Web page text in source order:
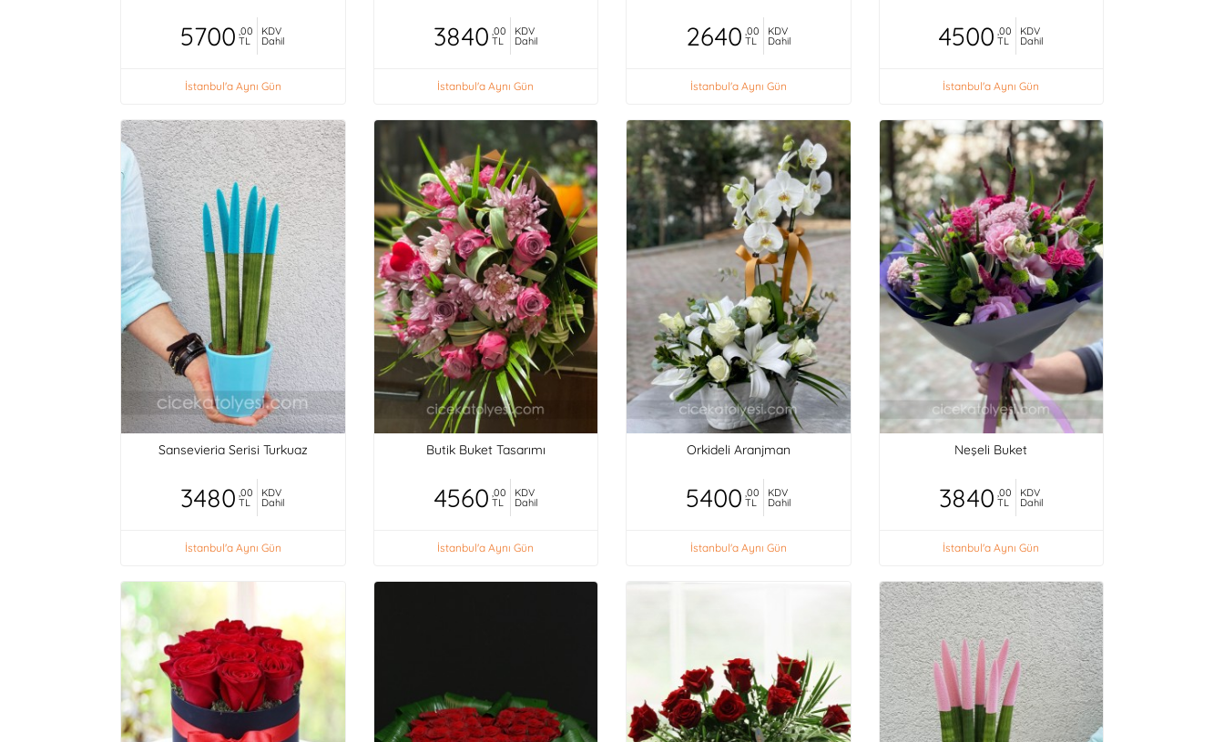
5700 ,00
TL
KDV
Dahil
İstanbul'a Aynı Gün
3840 ,00
TL
KDV
Dahil
İstanbul'a Aynı Gün
2640 ,00
TL
KDV
Dahil
İstanbul'a Aynı Gün
4500 ,00
TL
KDV
Dahil
İstanbul'a Aynı Gün
Sansevieria Serisi Turkuaz
3480 ,00
TL
KDV
Dahil
İstanbul'a Aynı Gün
Butik Buket Tasarımı
4560 ,00
TL
KDV
Dahil
İstanbul'a Aynı Gün
Orkideli Aranjman
5400 ,00
TL
KDV
Dahil
İstanbul'a Aynı Gün
Neşeli Buket
3840 ,00
TL
KDV
Dahil
İstanbul'a Aynı Gün